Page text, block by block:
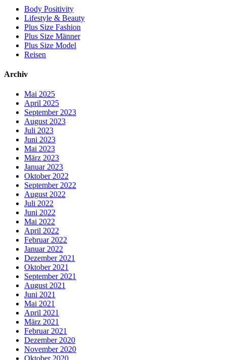
Body Positivity
Lifestyle & Beauty
Plus Size Fashion
Plus Size Männer
Plus Size Model
Reisen
Archiv
Mai 2025
April 2025
September 2023
August 2023
Juli 2023
Juni 2023
Mai 2023
März 2023
Januar 2023
Oktober 2022
September 2022
August 2022
Juli 2022
Juni 2022
Mai 2022
April 2022
Februar 2022
Januar 2022
Dezember 2021
Oktober 2021
September 2021
August 2021
Juni 2021
Mai 2021
April 2021
März 2021
Februar 2021
Dezember 2020
November 2020